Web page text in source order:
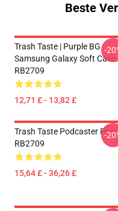
Beste
Trash Taste | Purple BG
Samsung Galaxy Soft Case
RB2709
12,71 £ - 13,82 £
-
Trash Taste Podcaster
RB2709
15,64 £ - 36,26 £
-